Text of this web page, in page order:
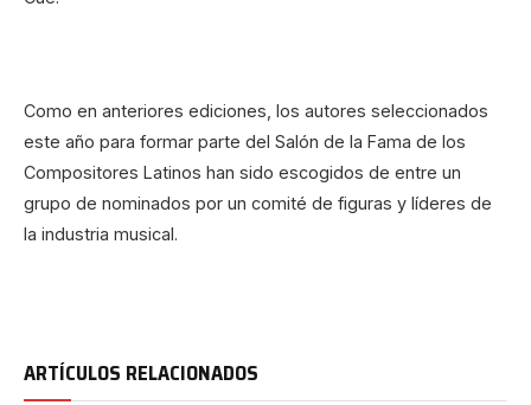
Como en anteriores ediciones, los autores seleccionados
este año para formar parte del Salón de la Fama de los
Compositores Latinos han sido escogidos de entre un
grupo de nominados por un comité de figuras y líderes de
la industria musical.
ARTÍCULOS RELACIONADOS